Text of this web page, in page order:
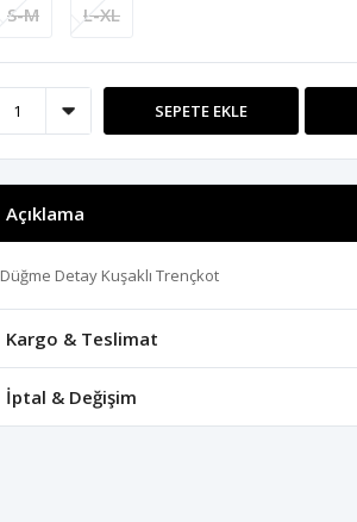
S-M L-XL
SEPETE EKLE
Açıklama
Düğme Detay Kuşaklı Trençkot
Kargo & Teslimat
İptal & Değişim